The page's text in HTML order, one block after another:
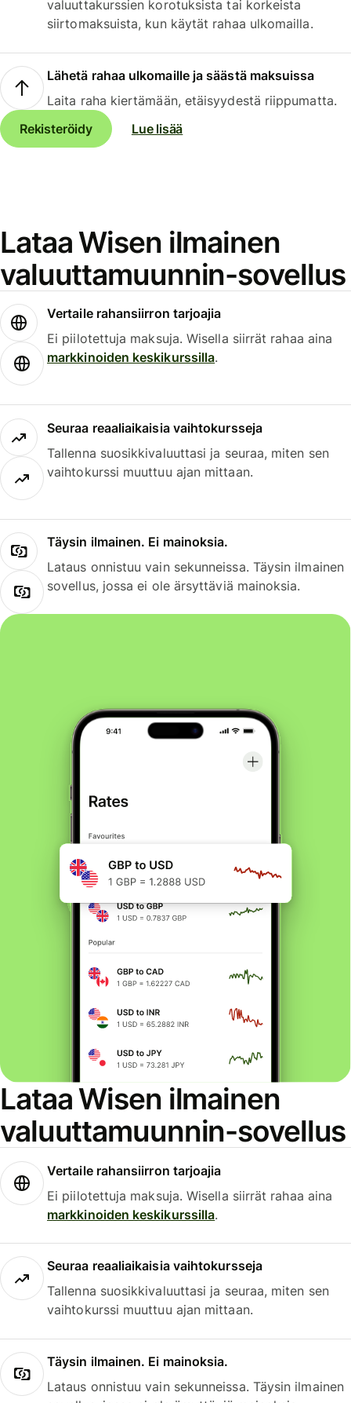
valuuttakurssien korotuksista tai korkeista
siirtomaksuista, kun käytät rahaa ulkomailla.
Lähetä rahaa ulkomaille ja säästä maksuissa
Laita raha kiertämään, etäisyydestä riippumatta.
Rekisteröidy
Lue lisää
Lataa Wisen ilmainen
valuuttamuunnin-sovellus
Vertaile rahansiirron tarjoajia
Ei piilotettuja maksuja. Wisella siirrät rahaa aina
markkinoiden keskikurssilla.
Seuraa reaaliaikaisia vaihtokursseja
Tallenna suosikkivaluuttasi ja seuraa, miten sen
vaihtokurssi muuttuu ajan mittaan.
Täysin ilmainen. Ei mainoksia.
Lataus onnistuu vain sekunneissa. Täysin ilmainen
sovellus, jossa ei ole ärsyttäviä mainoksia.
Lataa Wisen ilmainen
valuuttamuunnin-sovellus
Vertaile rahansiirron tarjoajia
Ei piilotettuja maksuja. Wisella siirrät rahaa aina
markkinoiden keskikurssilla.
Seuraa reaaliaikaisia vaihtokursseja
Tallenna suosikkivaluuttasi ja seuraa, miten sen
vaihtokurssi muuttuu ajan mittaan.
Täysin ilmainen. Ei mainoksia.
Lataus onnistuu vain sekunneissa. Täysin ilmainen